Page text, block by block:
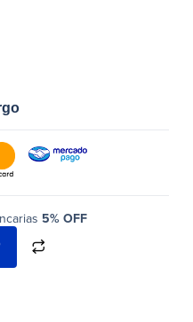
5% OFF